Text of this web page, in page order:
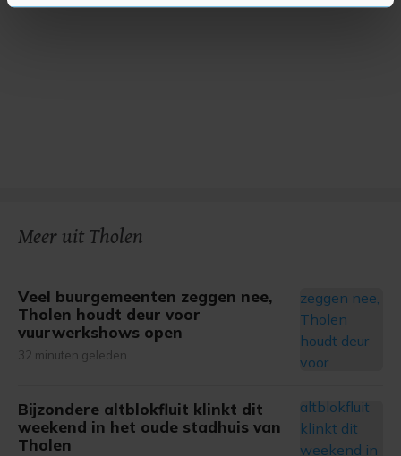
U kunt uw toestemming op elk moment wijzigen of
Meer uit Tholen
Veel buurgemeenten zeggen nee,
Tholen houdt deur voor
vuurwerkshows open
32 minuten geleden
Bijzondere altblokfluit klinkt dit
weekend in het oude stadhuis van
Tholen